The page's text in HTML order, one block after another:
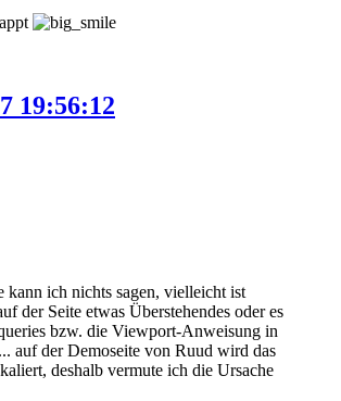
19:56:12
kann ich nichts sagen, vielleicht ist
der Seite etwas Überstehendes oder es
bzw. die Viewport-Anweisung in
auf der Demoseite von Ruud wird das
deshalb vermute ich die Ursache